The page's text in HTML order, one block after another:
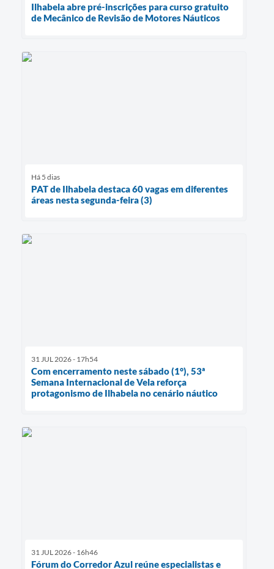
Ilhabela abre pré-inscrições para curso gratuito
de Mecânico de Revisão de Motores Náuticos
Há 5 dias
PAT de Ilhabela destaca 60 vagas em diferentes
áreas nesta segunda-feira (3)
31 JUL 2026 - 17h54
Com encerramento neste sábado (1°), 53ª
Semana Internacional de Vela reforça
protagonismo de Ilhabela no cenário náutico
31 JUL 2026 - 16h46
Fórum do Corredor Azul reúne especialistas e